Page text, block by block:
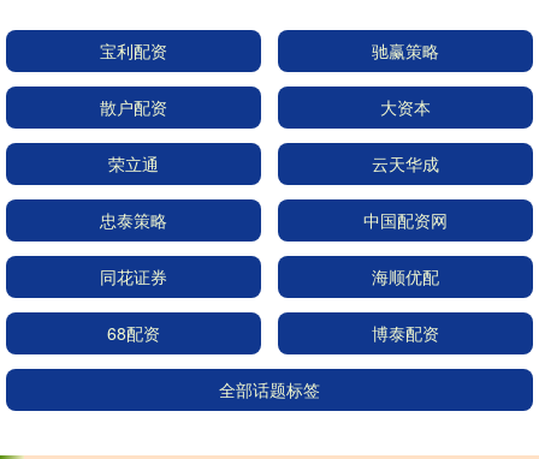
宝利配资 驰赢策略
散户配资 大资本
荣立通 云天华成
忠泰策略 中国配资网
同花证券 海顺优配
68配资 博泰配资
全部话题标签